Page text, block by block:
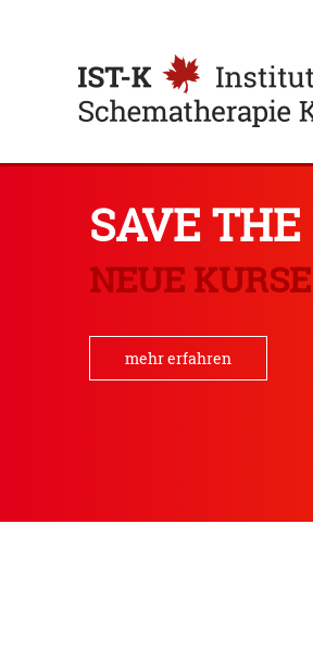
Institut für
Köln
SAVE THE
NEUE
mehr erfahren